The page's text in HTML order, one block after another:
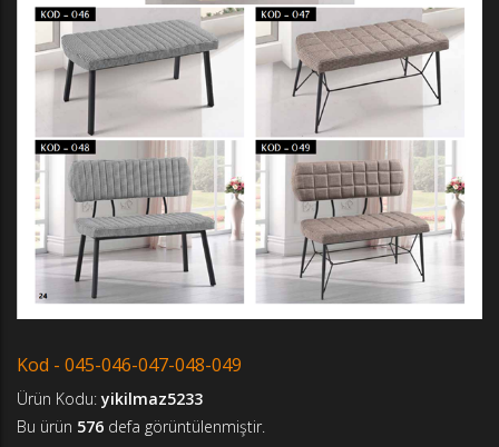
Kod - 045-046-047-048-049
Ürün Kodu:yikilmaz5233
Bu ürün 576 defa görüntülenmiştir.